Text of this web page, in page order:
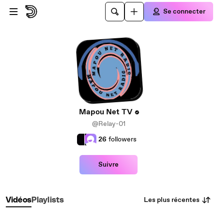
Passer au contenu principal
Se connecter
Mapou Net TV
@Relay-01
26 followers
Suivre
VidéosPlaylists Les plus récentes